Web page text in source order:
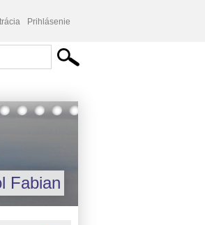
Prihlásenie
Fabian